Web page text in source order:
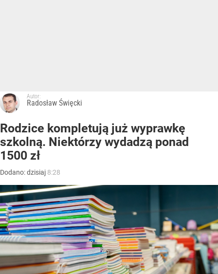
Autor:
Radosław Święcki
Rodzice kompletują już wyprawkę
szkolną. Niektórzy wydadzą ponad
1500 zł
Dodano:dzisiaj 8:28